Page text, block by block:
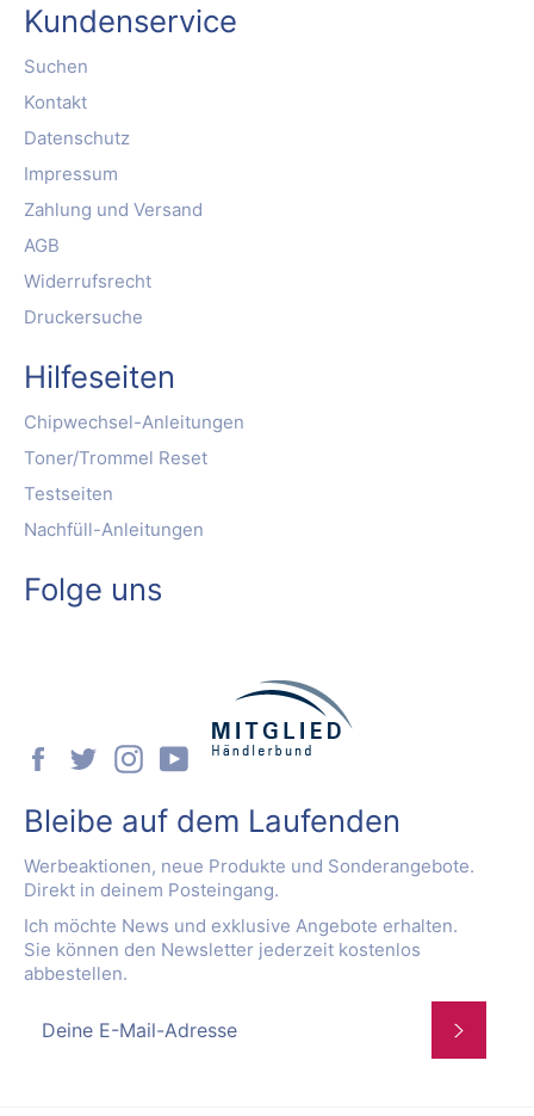
Kundenservice
Suchen
Kontakt
Datenschutz
Impressum
Zahlung und Versand
AGB
Widerrufsrecht
Druckersuche
Hilfeseiten
Chipwechsel-Anleitungen
Toner/Trommel Reset
Testseiten
Nachfüll-Anleitungen
Folge uns
FacebookTwitterInstagramYouTube
Bleibe auf dem Laufenden
Werbeaktionen, neue Produkte und Sonderangebote.
Direkt in deinem Posteingang.
Ich möchte News und exklusive Angebote erhalten.
Sie können den Newsletter jederzeit kostenlos
abbestellen.